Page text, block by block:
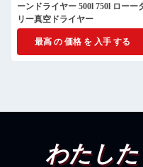
ーンドライヤー 500l 750l ローー
リー真空ドライヤー
最高 の 価格 を 入手 する
わたし